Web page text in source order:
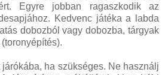
Egyre jobban ragaszkodik az
Kedvenc játéka a labda
dobozból vagy dobozba, tárgyak
ha szükséges. Ne használj